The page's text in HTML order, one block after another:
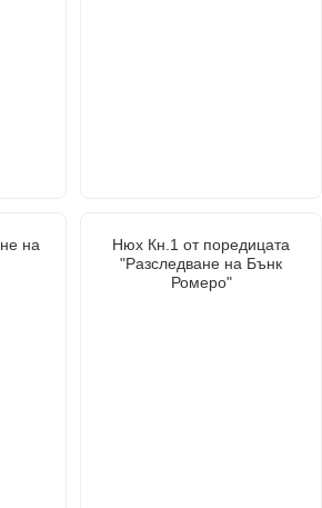
на
Нюх Кн.1 от поредицата
"Разследване на Бънк
Ромеро"